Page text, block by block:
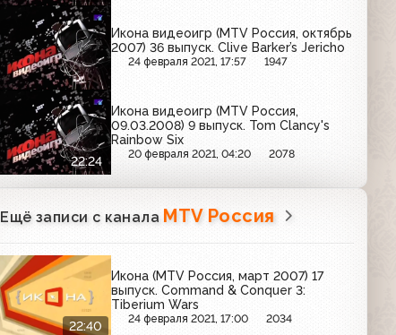
Икона видеоигр (MTV Россия, октябрь
2007) 36 выпуск. Clive Barker’s Jericho
24 февраля 2021, 17:57 1947
22:24
Икона видеоигр (MTV Россия,
09.03.2008) 9 выпуск. Tom Clancy's
Rainbow Six
20 февраля 2021, 04:20 2078
Ещё записи с канала MTV Россия
22:40
Икона (MTV Россия, март 2007) 17
выпуск. Command & Conquer 3:
Tiberium Wars
24 февраля 2021, 17:00 2034